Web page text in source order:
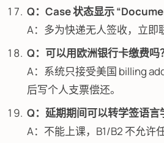
Q：Case 状态显示
A：多为快递无人签收，立即
Q：可以用欧洲银行卡缴费吗
A：系统只接受美国 billing
后写个人支票偿还。
Q：延期期间可以转学签语言
A：不能上课，B1/B2 不允许